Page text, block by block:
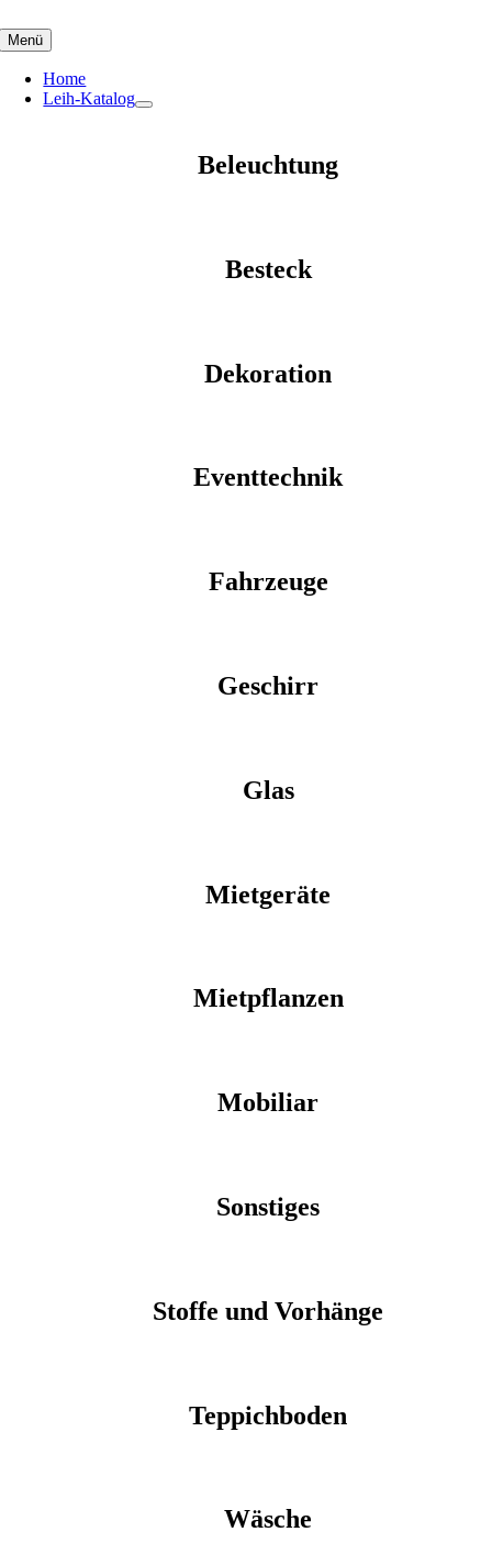
to
content
Menü
Home
Leih-Katalog
Beleuchtung
Besteck
Dekoration
Eventtechnik
Fahrzeuge
Geschirr
Glas
Mietgeräte
Mietpflanzen
Mobiliar
Sonstiges
Stoffe und Vorhänge
Teppichboden
Wäsche